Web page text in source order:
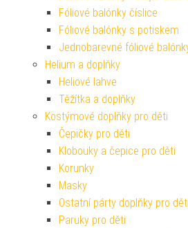
Fóliové balónky číslice
Fóliové balónky s potiskem
Jednobarevné fóliové
Helium a doplňky
Heliové lahve
Těžítka a doplňky
Kostýmové doplňky pro děti
Čepičky pro děti
Klobouky a čepice pro děti
Korunky
Masky
Ostatní párty doplňky pro děti
Paruky pro děti